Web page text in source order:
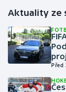
Florbal
Futsal
Golf
Gymnastika
Aktuality ze
Před